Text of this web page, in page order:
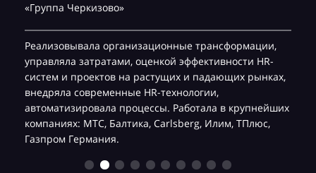
«Группа Черкизово»
Реализовывала организационные трансформации,
управляла затратами, оценкой эффективности HR-
систем и проектов на растущих и падающих рынках,
внедряла современные HR-технологии,
автоматизировала процессы. Работала в крупнейших
компаниях: МТС, Балтика, Carlsberg, Илим, ТПлюс,
Газпром Германия.